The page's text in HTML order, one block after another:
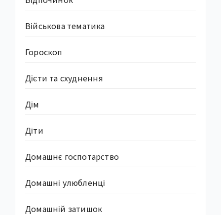
Військова тематика
Гороскоп
Дієти та схуднення
Дім
Діти
Домашнє госпотарство
Домашні улюбленці
Домашній затишок